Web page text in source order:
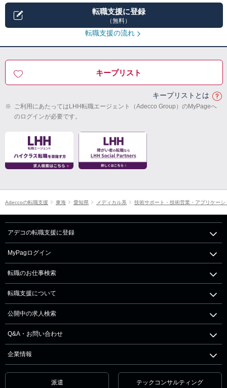
転職支援に登録
（無料）
転職支援の流れ
キープリスト
キープリストとは
※ ご利用にあたってはLHH転職エージェント（Adecco Group）のMyPageへ
のログインが必要です。
Adeccoの転職支援 東海 愛知県 メディカル系 技術サポート・技術営業・アプリケー
アデコの転職支援に登録
MyPagログイン
転職のお仕事検索
転職支援について
公開中の求人検索
Q&A・お問い合わせ
企業情報
派遣 テックコンサルティング